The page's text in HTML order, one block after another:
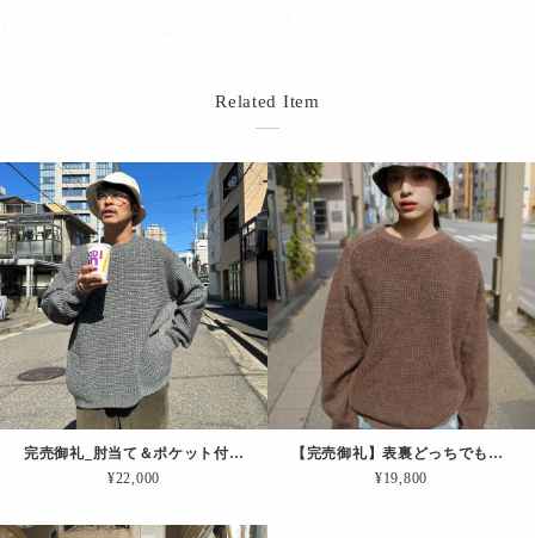
Related Item
完売御礼_肘当て＆ポケット付きの、過去最高に「ゆったりしたプルオーバー（グレー）
¥22,000
【完売御礼】表裏どっちでも着れるニット「コンビ・リバーシブルPO.（ブラウン）」
¥19,800